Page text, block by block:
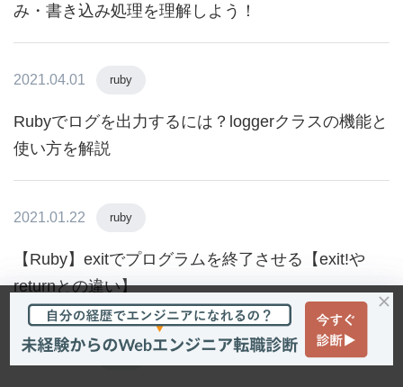
み・書き込み処理を理解しよう！
2021.04.01 ruby
Rubyでログを出力するには？loggerクラスの機能と
使い方を解説
2021.01.22 ruby
【Ruby】exitでプログラムを終了させる【exit!や
returnとの違い】
2021.07.30 ruby